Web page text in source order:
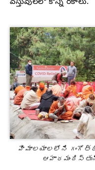
వస్తువులలో కొన్ని రకాలు.
హిమాలయాలలోని